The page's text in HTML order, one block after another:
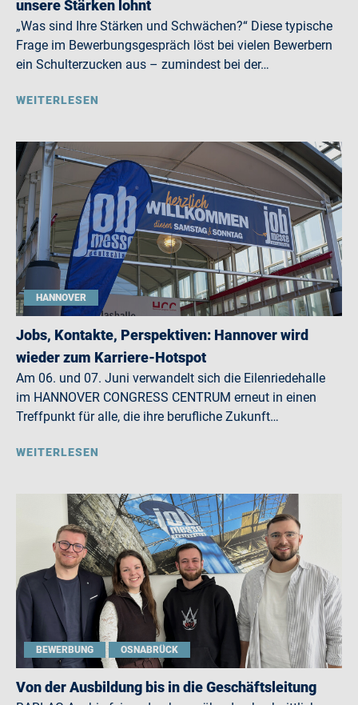
unsere Stärken lohnt
„Was sind Ihre Stärken und Schwächen?“ Diese typische
Frage im Bewerbungsgespräch löst bei vielen Bewerbern
ein Schulterzucken aus – zumindest bei der…
WEITERLESEN
HANNOVER
Jobs, Kontakte, Perspektiven: Hannover wird
wieder zum Karriere-Hotspot
Am 06. und 07. Juni verwandelt sich die Eilenriedehalle
im HANNOVER CONGRESS CENTRUM erneut in einen
Treffpunkt für alle, die ihre berufliche Zukunft…
WEITERLESEN
BEWERBUNG OSNABRÜCK
Von der Ausbildung bis in die Geschäftsleitung